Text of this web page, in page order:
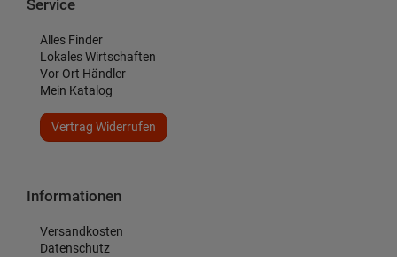
Service
Alles Finder
Lokales Wirtschaften
Vor Ort Händler
Mein Katalog
Vertrag Widerrufen
Informationen
Versandkosten
Datenschutz